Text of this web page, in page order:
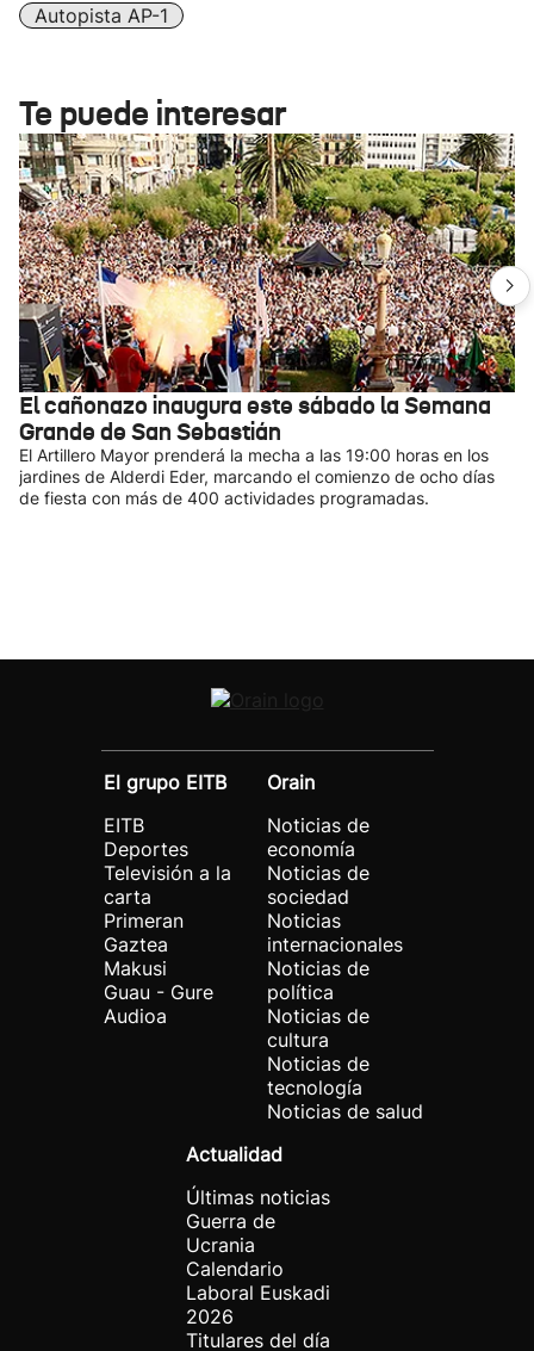
Autopista AP-1
Te puede interesar
El cañonazo inaugura este sábado la Semana
Grande de San Sebastián
El Artillero Mayor prenderá la mecha a las 19:00 horas en los
jardines de Alderdi Eder, marcando el comienzo de ocho días
de fiesta con más de 400 actividades programadas.
El grupo EITB
EITB
Deportes
Televisión a la
carta
Primeran
Gaztea
Makusi
Guau - Gure
Audioa
Orain
Noticias de
economía
Noticias de
sociedad
Noticias
internacionales
Noticias de
política
Noticias de
cultura
Noticias de
tecnología
Noticias de salud
Actualidad
Últimas noticias
Guerra de
Ucrania
Calendario
Laboral Euskadi
2026
Titulares del día